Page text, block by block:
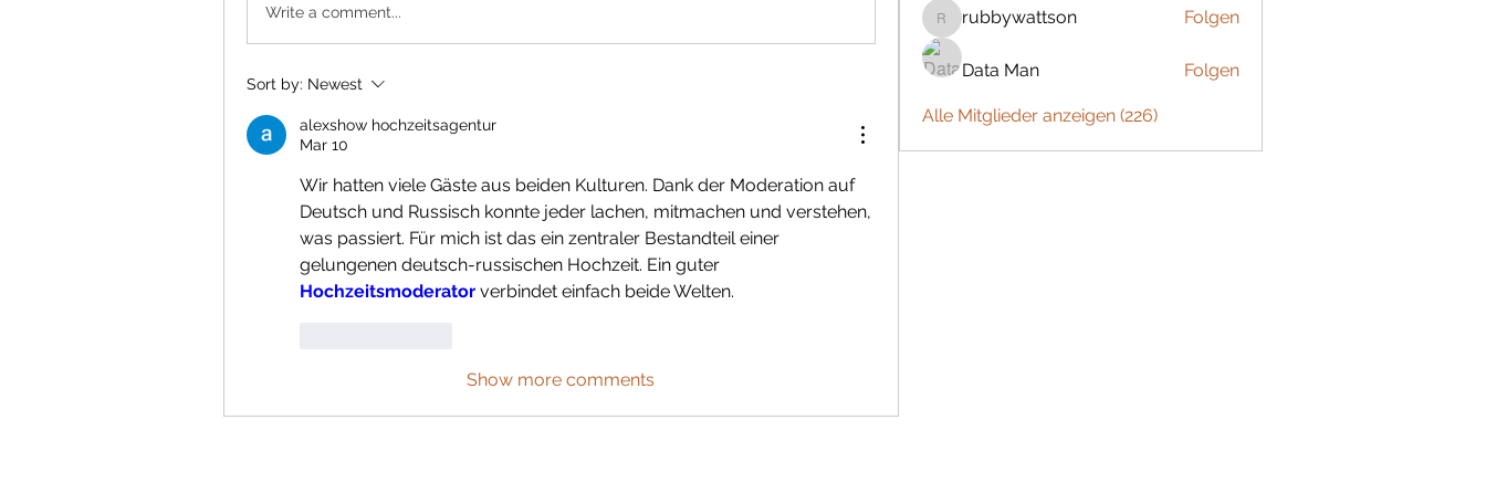
Write a comment...
Sort by: Newest
alexshow hochzeitsagentur
Mar 10
Wir hatten viele Gäste aus beiden Kulturen. Dank der Moderation auf
Deutsch und Russisch konnte jeder lachen, mitmachen und verstehen,
was passiert. Für mich ist das ein zentraler Bestandteil einer
Hochzeitsmoderator verbindet einfach beide Welten.
Show more comments
rubbywattson
rubbywattson Folgen
Data Man Folgen
Alle Mitglieder anzeigen (226)